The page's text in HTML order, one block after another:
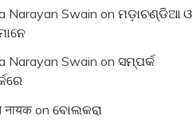
Narayan Swain on ମଡ଼ାଚଣ୍ଡିଆ ଓ
Narayan Swain on ସମ୍ପର୍କ
नायकon ବୋଲକରା